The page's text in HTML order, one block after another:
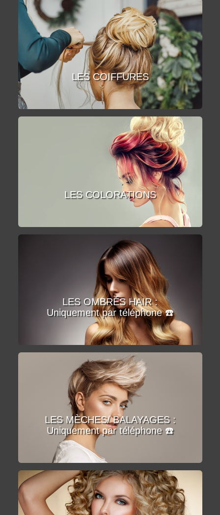
LES COIFFURES
LES COLORATIONS
LES OMBRÉS HAIR :
Uniquement par téléphone ☎️
LES MÈCHES/ BALAYAGES :
Uniquement par téléphone ☎️